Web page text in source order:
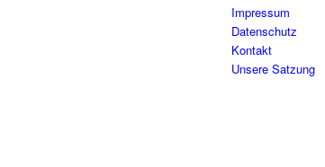
Impressum
Datenschutz
Kontakt
Unsere Satzung